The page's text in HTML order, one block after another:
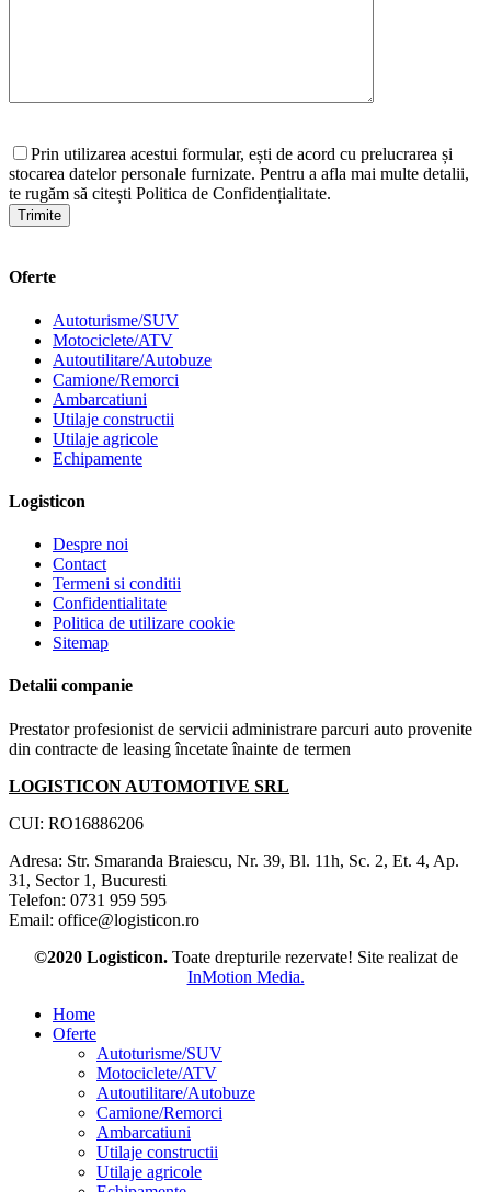
Prin utilizarea acestui formular, ești de acord cu prelucrarea și
stocarea datelor personale furnizate. Pentru a afla mai multe detalii,
te rugăm să citești Politica de Confidențialitate.
Oferte
Autoturisme/SUV
Motociclete/ATV
Autoutilitare/Autobuze
Camione/Remorci
Ambarcatiuni
Utilaje constructii
Utilaje agricole
Echipamente
Logisticon
Despre noi
Contact
Termeni si conditii
Confidentialitate
Politica de utilizare cookie
Sitemap
Detalii companie
Prestator profesionist de servicii administrare parcuri auto provenite
din contracte de leasing încetate înainte de termen
LOGISTICON AUTOMOTIVE SRL
CUI: RO16886206
Adresa: Str. Smaranda Braiescu, Nr. 39, Bl. 11h, Sc. 2, Et. 4, Ap.
31, Sector 1, Bucuresti
Telefon: 0731 959 595
Email: office@logisticon.ro
©2020 Logisticon.Toate drepturile rezervate! Site realizat de
InMotion Media.
Home
Oferte
Autoturisme/SUV
Motociclete/ATV
Autoutilitare/Autobuze
Camione/Remorci
Ambarcatiuni
Utilaje constructii
Utilaje agricole